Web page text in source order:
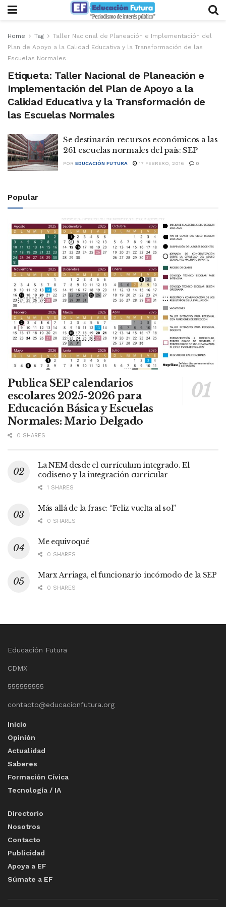
Home Tag
Taller Nacional de Planeación e Implementación del
Plan de Apoyo a la Calidad Educativa y la Transformación de las
Escuelas Normales
Etiqueta: Taller Nacional de Planeación e
Implementación del Plan de Apoyo a la
Calidad Educativa y la Transformación de
las Escuelas Normales
Se destinarán recursos económicos a las
261 escuelas normales del país: SEP
POR EDUCACIÓN FUTURA 17 FEBRERO, 2016 0
Popular
Publica SEP calendarios
escolares 2025-2026 para
Educación Básica y Escuelas
Normales: Mario Delgado
0 SHARES
La NEM desde el currículum integrado. El
codiseño y la integración curricular
1 SHARES
Más allá de la frase: “Feliz vuelta al sol”
0 SHARES
Me equivoqué
0 SHARES
Marx Arriaga, el funcionario incómodo de la SEP
0 SHARES
Educación Futura
CDMX
555555555
contacto@educacionfutura.org
Inicio
Opinión
Actualidad
Saberes
Formación Cívica
Tecnología / IA
Directorio
Nosotros
Contacto
Publicidad
Apoya a EF
Súmate a EF